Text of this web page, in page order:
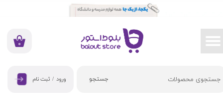
جستجو
۰
ورود / ثبت نام
حساب کاربری من
تغییر گذر واژه